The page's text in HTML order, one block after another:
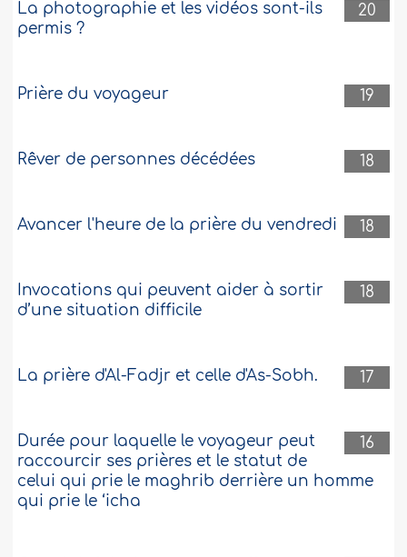
20
La photographie et les vidéos sont-ils
permis ?
19
Prière du voyageur
18
Rêver de personnes décédées
18
Avancer l'heure de la prière du vendredi
18
Invocations qui peuvent aider à sortir
d’une situation difficile
17
La prière d'Al-Fadjr et celle d'As-Sobh.
16
Durée pour laquelle le voyageur peut
raccourcir ses prières et le statut de
celui qui prie le maghrib derrière un homme
qui prie le ‘icha